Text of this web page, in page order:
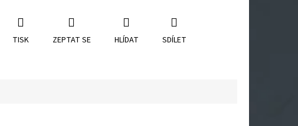
TISK ZEPTAT SE HLÍDAT SDÍLET